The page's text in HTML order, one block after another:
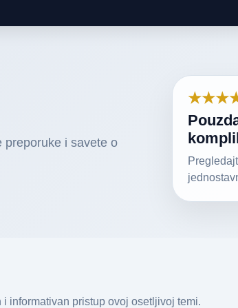
preporuke i savete o
informativan pristup ovoj osetljivoj temi.